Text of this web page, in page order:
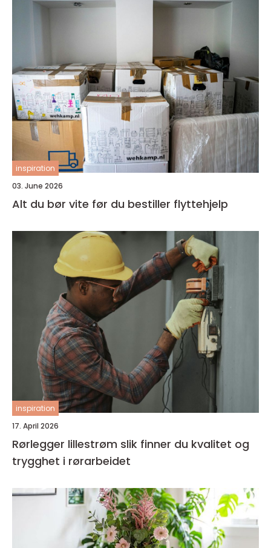
inspiration
03. June 2026
Alt du bør vite før du bestiller flyttehjelp
inspiration
17. April 2026
Rørlegger lillestrøm slik finner du kvalitet og
trygghet i rørarbeidet